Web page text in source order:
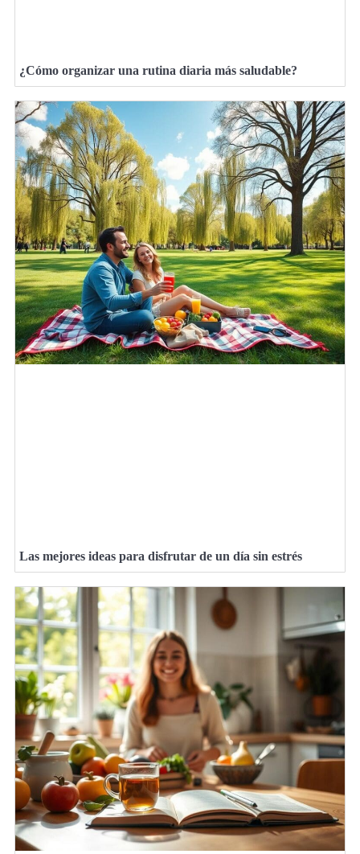
¿Cómo organizar una rutina diaria más saludable?
Las mejores ideas para disfrutar de un día sin estrés